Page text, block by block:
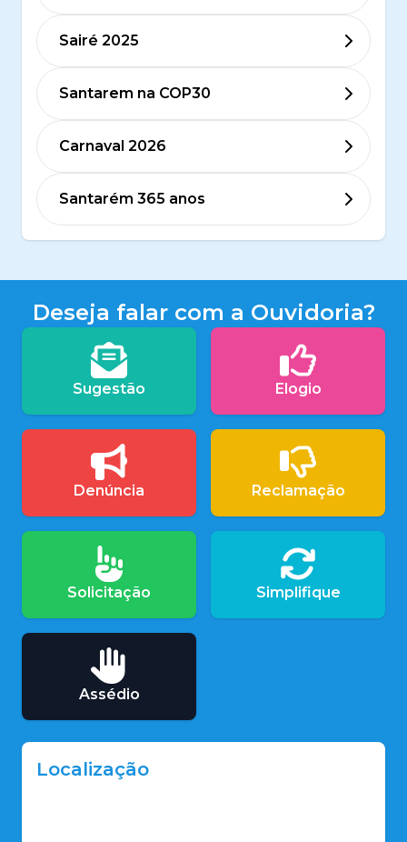
Sairé 2025
Santarem na COP30
Carnaval 2026
Santarém 365 anos
Deseja falar com a Ouvidoria?
Sugestão Elogio
Denúncia Reclamação
Solicitação Simplifique
Assédio
Localização